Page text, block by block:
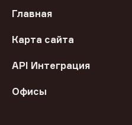
Главная
Карта сайта
API Интеграция
Офисы